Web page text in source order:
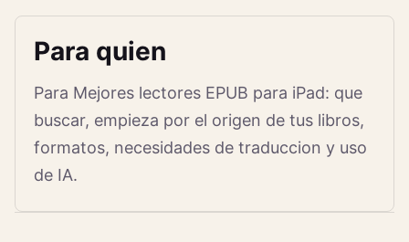
Para quien
Para Mejores lectores EPUB para iPad: que
buscar, empieza por el origen de tus libros,
formatos, necesidades de traduccion y uso
de IA.